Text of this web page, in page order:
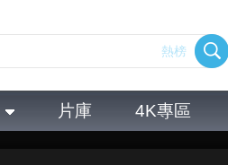
熱榜
片庫 4K專區